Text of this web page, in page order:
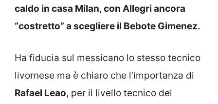
caldo in casa Milan, con Allegri ancora
“costretto” a scegliere il Bebote Gimenez.
Ha fiducia sul messicano lo stesso tecnico
livornese ma è chiaro che l’importanza di
Rafael Leao, per il livello tecnico del